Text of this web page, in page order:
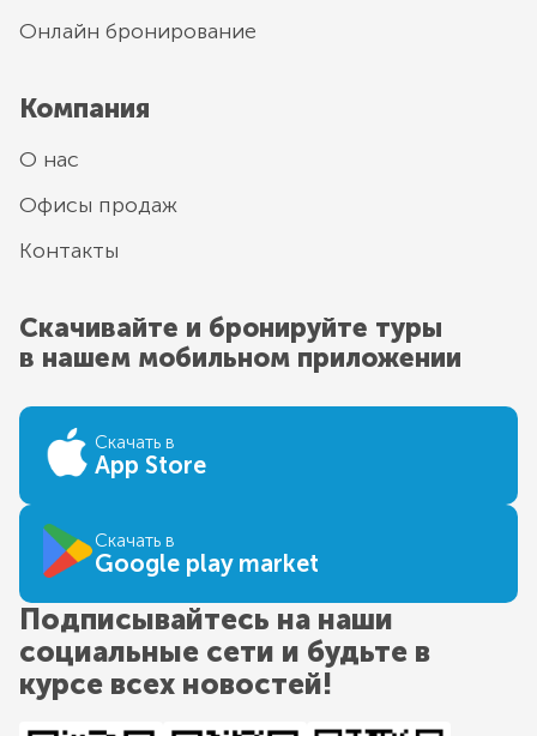
Онлайн бронирование
Компания
О нас
Офисы продаж
Контакты
Скачивайте и бронируйте туры
в нашем мобильном приложении
Скачать в
App Store
Скачать в
Google play market
Подписывайтесь на наши
социальные сети и будьте в
курсе всех новостей!